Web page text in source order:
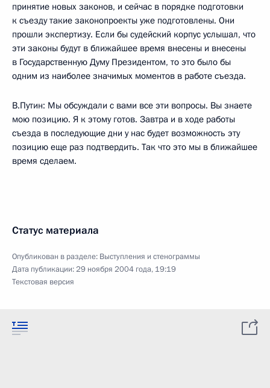
принятие новых законов, и сейчас в порядке подготовки
к съезду такие законопроекты уже подготовлены. Они
прошли экспертизу. Если бы судейский корпус услышал, что
эти законы будут в ближайшее время внесены и внесены
в Государственную Думу Президентом, то это было бы
одним из наиболее значимых моментов в работе съезда.
В.Путин: Мы обсуждали с вами все эти вопросы. Вы знаете
мою позицию. Я к этому готов. Завтра и в ходе работы
съезда в последующие дни у нас будет возможность эту
позицию еще раз подтвердить. Так что это мы в ближайшее
время сделаем.
Статус материала
Опубликован в разделе: Выступления и стенограммы
Дата публикации:29 ноября 2004 года, 19:19
Текстовая версия